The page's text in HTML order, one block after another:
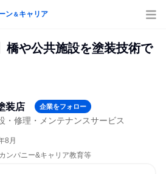
ン＆キャリア
橋や公共施設を塗装技術で
装店 企業をフォロー
・修理・メンテナンスサービス
8月
ンパニー&キャリア教育等